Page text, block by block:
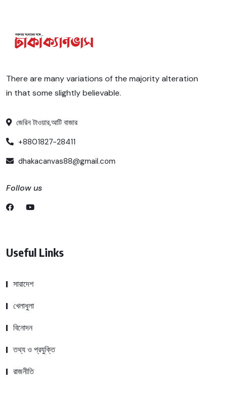
There are many variations of the majority alteration
in that some slightly believable.
জেরিন টাওয়ার,আটি বাজার
+8801827-28411
dhakacanvas88@gmail.com
Follow us
Useful Links
সারাদেশ
খেলাধুলা
বিনোদন
তথ্য ও প্রযুক্তি
রাজনীতি